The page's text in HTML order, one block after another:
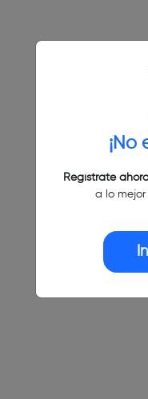
¡No
Regístrate
a lo